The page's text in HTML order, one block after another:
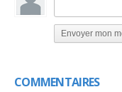
Envoyer mon
COMMENTAIRES